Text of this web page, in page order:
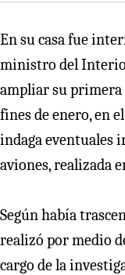
En su casa fue
ministro del
ampliar su primera
fines de enero, en
indaga eventuales
aviones, realizada
Según había
realizó por medio
cargo de la